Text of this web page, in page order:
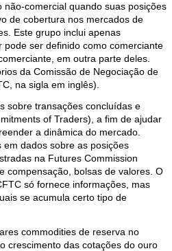
não-comercial quando suas posições
de cobertura nos mercados de
Este grupo inclui apenas
ser definido como comerciante
em outra parte deles.
da Comissão de Negociação de
na sigla em inglês).
sobre transações concluídas e
of Traders), a fim de ajudar
a dinâmica do mercado.
dados sobre as posições
na Futures Commission
compensação, bolsas de valores. O
só fornece informações, mas
se acumula certo tipo de
commodities de reserva no
crescimento das cotações do ouro